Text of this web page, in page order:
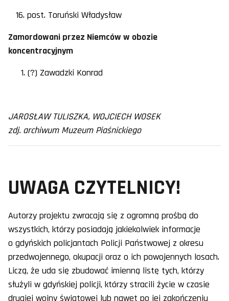
16. post. Toruński Władysław
Zamordowani przez Niemców w obozie
koncentracyjnym
1. (?) Zawadzki Konrad
JAROSŁAW TULISZKA, WOJCIECH WOSEK
zdj. archiwum Muzeum Piaśnickiego
UWAGA CZYTELNICY!
Autorzy projektu zwracają się z ogromną prośbą do
wszystkich, którzy posiadają jakiekolwiek informacje
o gdyńskich policjantach Policji Państwowej z okresu
przedwojennego, okupacji oraz o ich powojennych losach.
Liczą, że uda się zbudować imienną listę tych, którzy
służyli w gdyńskiej policji, którzy stracili życie w czasie
drugiej wojny światowej lub nawet po jej zakończeniu